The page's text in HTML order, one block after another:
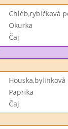
Chléb,rybičková
Okurka
Čaj
Paprika
Čaj